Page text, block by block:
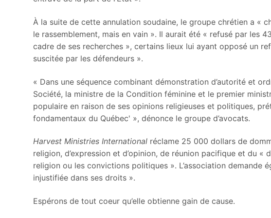
À la suite de cette annulation soudaine, le groupe chrétien a «
le rassemblement, mais en vain ». Il aurait été « refusé par les
cadre de ses recherches », certains lieux lui ayant opposé un
suscitée par les défendeurs ».
« Dans une séquence combinant démonstration d’autorité et
Société, la ministre de la Condition féminine et le premier
populaire en raison de ses opinions religieuses et politiques,
fondamentaux du Québec' », dénonce le groupe d’avocats.
Harvest Ministries International réclame 25 000 dollars de
religion, d’expression et d’opinion, de réunion pacifique et du «
religion ou les convictions politiques ». L’association demande
injustifiée dans ses droits ».
Espérons de tout coeur qu’elle obtienne gain de cause.